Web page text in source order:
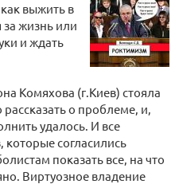
выжить в
жизнь или
и ждать
Комяхова (г.Киев) стояла
о проблеме, и,
удалось. И все
согласились
показать все, на что
Виртуозное владение